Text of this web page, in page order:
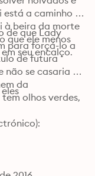
está a caminho
à beira da morte
que ele menos
seu encalço.
de que Lady
para forçá-lo a
de futura
não se casaria
da
olhos verdes,